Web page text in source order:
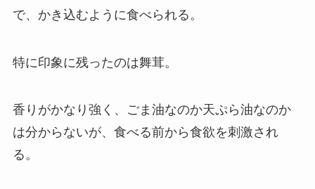
で、かき込むように食べられる。
特に印象に残ったのは舞茸。
香りがかなり強く、ごま油なのか天ぷら油なのか
は分からないが、食べる前から食欲を刺激され
る。